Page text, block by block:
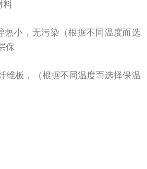
料
热小，无污染（根据不同温度而选
保
维板，（根据不同温度而选择保温